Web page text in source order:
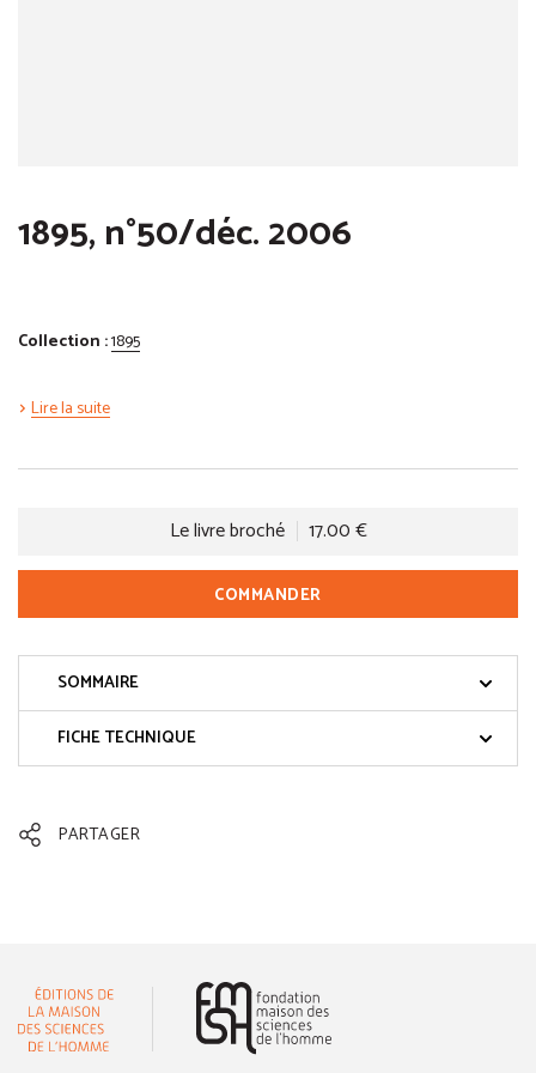
1895, n°50/déc. 2006
Collection :1895
Lire la suite
Le livre broché 17.00 €
COMMANDER
SOMMAIRE
FICHE TECHNIQUE
PARTAGER